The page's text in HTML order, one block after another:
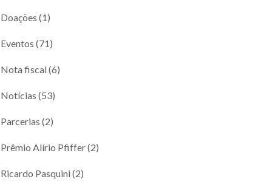
Doações (1)
Eventos (71)
Nota fiscal (6)
Notícias (53)
Parcerias (2)
Prêmio Alírio Pfiffer(2)
Ricardo Pasquini (2)